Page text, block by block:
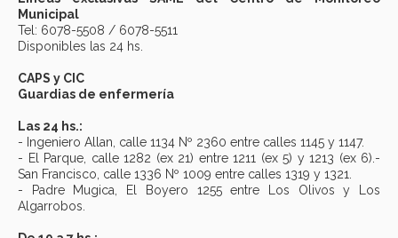
Municipal
Tel: 6078-5508 / 6078-5511
Disponibles las 24 hs.
CAPS y CIC
Guardias de enfermería
Las 24 hs.:
- Ingeniero Allan, calle 1134 Nº 2360 entre calles 1145 y 1147.
- El Parque, calle 1282 (ex 21) entre 1211 (ex 5) y 1213 (ex 6).-
San Francisco, calle 1336 Nº 1009 entre calles 1319 y 1321.
- Padre Mugica, El Boyero 1255 entre Los Olivos y Los
Algarrobos.